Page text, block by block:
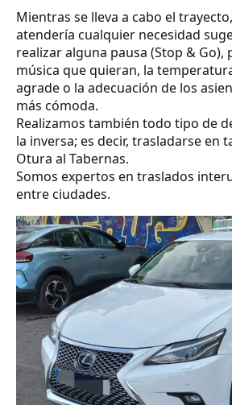
Mientras se lleva a cabo el
atendería cualquier necesidad
realizar alguna pausa (Stop & Go),
música que quieran, la
agrade o la adecuación de los
más cómoda.
Realizamos también todo tipo de
la inversa; es decir, trasladarse en
Otura al Tabernas.
Somos expertos en traslados
entre ciudades.